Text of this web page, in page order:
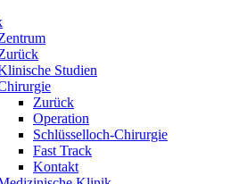
Studien
Zurück
Operation
Schlüsselloch-Chirurgie
Fast Track
Kontakt